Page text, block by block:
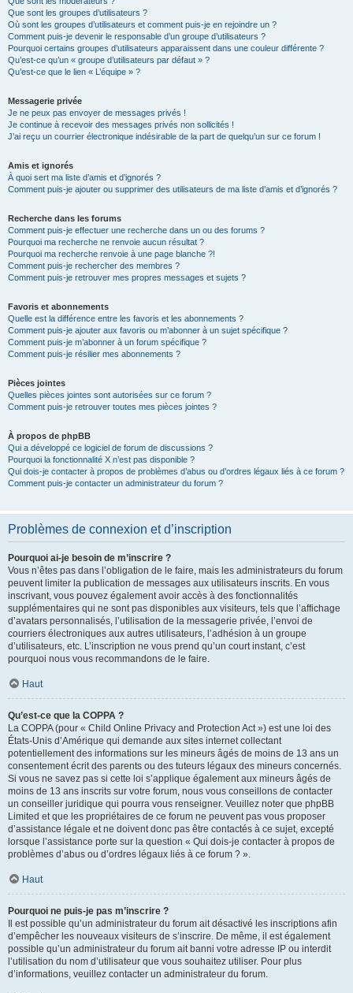
Que sont les groupes d’utilisateurs ?
Où sont les groupes d’utilisateurs et comment puis-je en rejoindre un ?
Comment puis-je devenir le responsable d’un groupe d’utilisateurs ?
Pourquoi certains groupes d’utilisateurs apparaissent dans une couleur différente ?
Qu’est-ce qu’un « groupe d’utilisateurs par défaut » ?
Qu’est-ce que le lien « L’équipe » ?
Messagerie privée
Je ne peux pas envoyer de messages privés !
Je continue à recevoir des messages privés non sollicités !
J’ai reçu un courrier électronique indésirable de la part de quelqu’un sur ce forum !
Amis et ignorés
À quoi sert ma liste d’amis et d’ignorés ?
Comment puis-je ajouter ou supprimer des utilisateurs de ma liste d’amis et d’ignorés ?
Recherche dans les forums
Comment puis-je effectuer une recherche dans un ou des forums ?
Pourquoi ma recherche ne renvoie aucun résultat ?
Pourquoi ma recherche renvoie à une page blanche ?!
Comment puis-je rechercher des membres ?
Comment puis-je retrouver mes propres messages et sujets ?
Favoris et abonnements
Quelle est la différence entre les favoris et les abonnements ?
Comment puis-je ajouter aux favoris ou m’abonner à un sujet spécifique ?
Comment puis-je m’abonner à un forum spécifique ?
Comment puis-je résilier mes abonnements ?
Pièces jointes
Quelles pièces jointes sont autorisées sur ce forum ?
Comment puis-je retrouver toutes mes pièces jointes ?
À propos de phpBB
Qui a développé ce logiciel de forum de discussions ?
Pourquoi la fonctionnalité X n’est pas disponible ?
Qui dois-je contacter à propos de problèmes d’abus ou d’ordres légaux liés à ce forum ?
Comment puis-je contacter un administrateur du forum ?
Problèmes de connexion et d’inscription
Pourquoi ai-je besoin de m’inscrire ?
Vous n’êtes pas dans l’obligation de le faire, mais les administrateurs du forum
peuvent limiter la publication de messages aux utilisateurs inscrits. En vous
inscrivant, vous pouvez également avoir accès à des fonctionnalités
supplémentaires qui ne sont pas disponibles aux visiteurs, tels que l’affichage
d’avatars personnalisés, l’utilisation de la messagerie privée, l’envoi de
courriers électroniques aux autres utilisateurs, l’adhésion à un groupe
d’utilisateurs, etc. L’inscription ne vous prend qu’un court instant, c’est
pourquoi nous vous recommandons de le faire.
Haut
Qu’est-ce que la COPPA ?
La COPPA (pour « Child Online Privacy and Protection Act ») est une loi des
États-Unis d’Amérique qui demande aux sites internet collectant
potentiellement des informations sur les mineurs âgés de moins de 13 ans un
consentement écrit des parents ou des tuteurs légaux des mineurs concernés.
Si vous ne savez pas si cette loi s’applique également aux mineurs âgés de
moins de 13 ans inscrits sur votre forum, nous vous conseillons de contacter
un conseiller juridique qui pourra vous renseigner. Veuillez noter que phpBB
Limited et que les propriétaires de ce forum ne peuvent pas vous proposer
d’assistance légale et ne doivent donc pas être contactés à ce sujet, excepté
lorsque l’assistance porte sur la question « Qui dois-je contacter à propos de
problèmes d’abus ou d’ordres légaux liés à ce forum ? ».
Haut
Pourquoi ne puis-je pas m’inscrire ?
Il est possible qu’un administrateur du forum ait désactivé les inscriptions afin
d’empêcher les nouveaux visiteurs de s’inscrire. De même, il est également
possible qu’un administrateur du forum ait banni votre adresse IP ou interdit
l’utilisation du nom d’utilisateur que vous souhaitez utiliser. Pour plus
d’informations, veuillez contacter un administrateur du forum.